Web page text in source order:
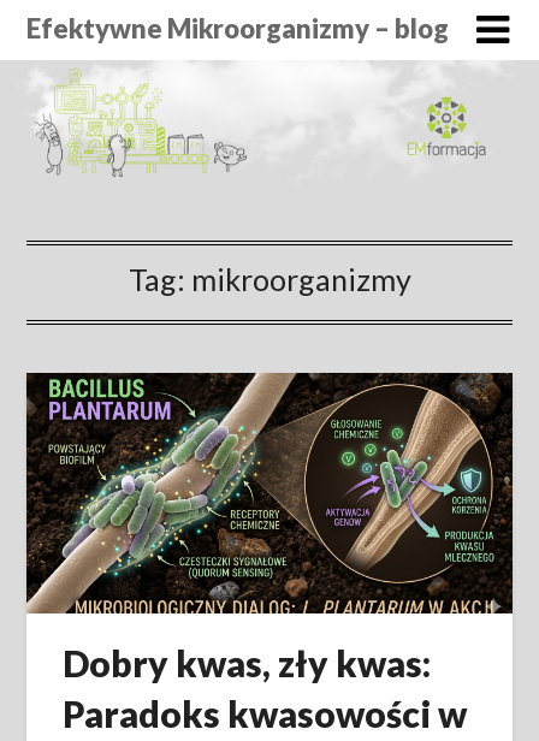
Efektywne Mikroorganizmy – blog
Tag: mikroorganizmy
Dobry kwas, zły kwas:
Paradoks kwasowości w